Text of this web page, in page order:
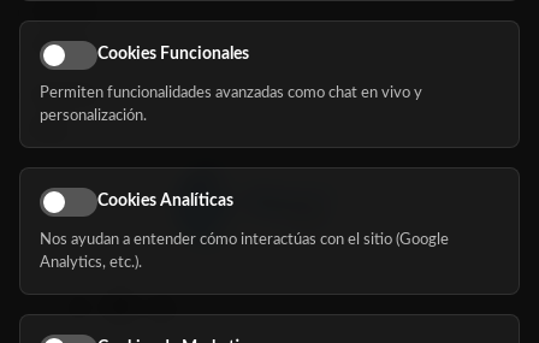
Eventos
Nosotros
Síguenos
Cookies Funcionales
Permiten funcionalidades avanzadas como chat en vivo y
personalización.
Cookies Analíticas
Nos ayudan a entender cómo interactúas con el sitio (Google
Analytics, etc.).